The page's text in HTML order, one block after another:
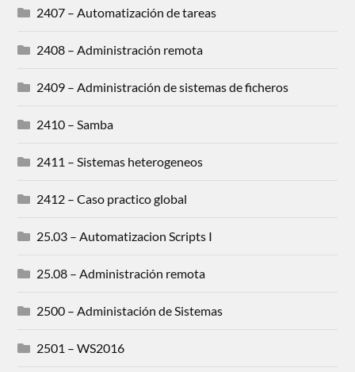
2407 – Automatización de tareas
2408 – Administración remota
2409 – Administración de sistemas de ficheros
2410 – Samba
2411 – Sistemas heterogeneos
2412 – Caso practico global
25.03 – Automatizacion Scripts I
25.08 – Administración remota
2500 – Administación de Sistemas
2501 – WS2016